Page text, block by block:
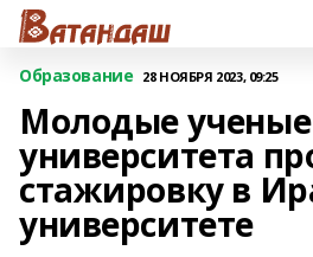
Образование 28 НОЯБРЯ 2023, 09:25
Молодые
университета
стажировку в
университете